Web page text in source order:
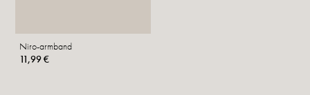
Niro-armband
11,99 €